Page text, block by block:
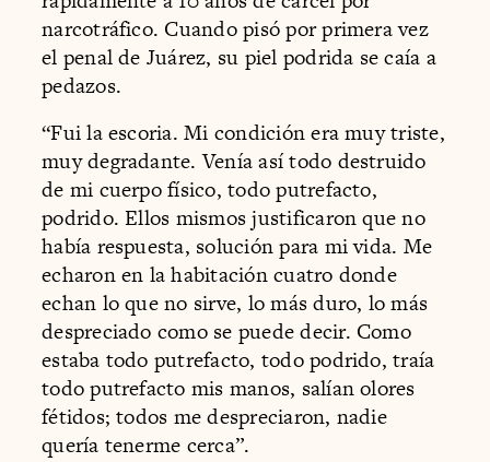
narcotráfico. Cuando pisó por primera vez
el penal de Juárez, su piel podrida se caía a
pedazos.
“Fui la escoria. Mi condición era muy triste,
muy degradante. Venía así todo destruido
de mi cuerpo físico, todo putrefacto,
podrido. Ellos mismos justificaron que no
había respuesta, solución para mi vida. Me
echaron en la habitación cuatro donde
echan lo que no sirve, lo más duro, lo más
despreciado como se puede decir. Como
estaba todo putrefacto, todo podrido, traía
todo putrefacto mis manos, salían olores
fétidos; todos me despreciaron, nadie
quería tenerme cerca”.